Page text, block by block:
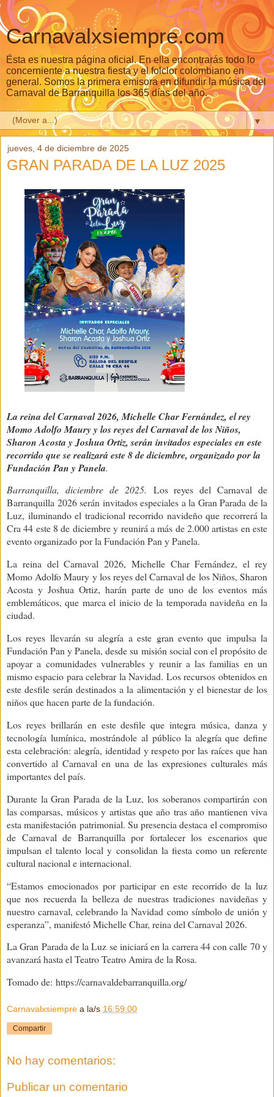
Carnavalxsiempre.com
Ésta es nuestra página oficial. En ella encontrarás todo lo
concerniente a nuestra fiesta y el folclor colombiano en
general. Somos la primera emisora en difundir la música del
Carnaval de Barranquilla los 365 días del año.
▼
jueves, 4 de diciembre de 2025
GRAN PARADA DE LA LUZ 2025
La reina del Carnaval 2026, Michelle Char Fernández, el rey
Momo Adolfo Maury y los reyes del Carnaval de los Niños,
Sharon Acosta y Joshua Ortiz, serán invitados especiales en este
recorrido que se realizará este 8 de diciembre, organizado por la
Fundación Pan y Panela.
Barranquilla, diciembre de 2025. Los reyes del Carnaval de
Barranquilla 2026 serán invitados especiales a la Gran Parada de la
Luz, iluminando el tradicional recorrido navideño que recorrerá la
Cra 44 este 8 de diciembre y reunirá a más de 2.000 artistas en este
evento organizado por la Fundación Pan y Panela.
La reina del Carnaval 2026, Michelle Char Fernández, el rey
Momo Adolfo Maury y los reyes del Carnaval de los Niños, Sharon
Acosta y Joshua Ortiz, harán parte de uno de los eventos más
emblemáticos, que marca el inicio de la temporada navideña en la
ciudad.
Los reyes llevarán su alegría a este gran evento que impulsa la
Fundación Pan y Panela, desde su misión social con el propósito de
apoyar a comunidades vulnerables y reunir a las familias en un
mismo espacio para celebrar la Navidad. Los recursos obtenidos en
este desfile serán destinados a la alimentación y el bienestar de los
niños que hacen parte de la fundación.
Los reyes brillarán en este desfile que integra música, danza y
tecnología lumínica, mostrándole al público la alegría que define
esta celebración: alegría, identidad y respeto por las raíces que han
convertido al Carnaval en una de las expresiones culturales más
importantes del país.
Durante la Gran Parada de la Luz, los soberanos compartirán con
las comparsas, músicos y artistas que año tras año mantienen viva
esta manifestación patrimonial. Su presencia destaca el compromiso
de Carnaval de Barranquilla por fortalecer los escenarios que
impulsan el talento local y consolidan la fiesta como un referente
cultural nacional e internacional.
“Estamos emocionados por participar en este recorrido de la luz
que nos recuerda la belleza de nuestras tradiciones navideñas y
nuestro carnaval, celebrando la Navidad como símbolo de unión y
esperanza”, manifestó Michelle Char, reina del Carnaval 2026.
La Gran Parada de la Luz se iniciará en la carrera 44 con calle 70 y
avanzará hasta el Teatro Teatro Amira de la Rosa.
Tomado de: https://carnavaldebarranquilla.org/
Carnavalxsiempre a la/s 16:59:00
Compartir
No hay comentarios:
Publicar un comentario